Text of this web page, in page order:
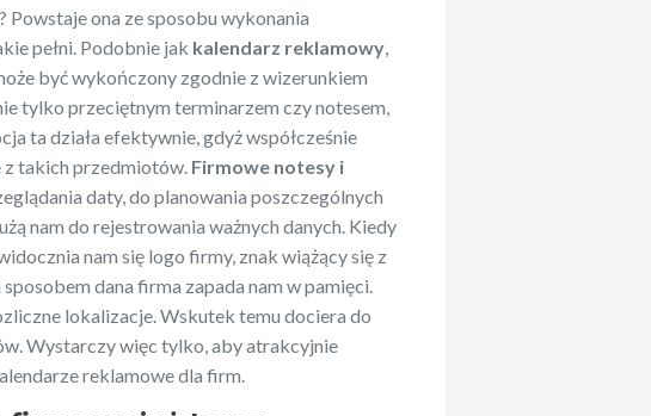
ona ze sposobu wykonania
pełni. Podobnie jak kalendarz reklamowy,
być wykończony zgodnie z wizerunkiem
tylko przeciętnym terminarzem czy notesem,
ta działa efektywnie, gdyż współcześnie
z takich przedmiotów. Firmowe notesy i
daty, do planowania poszczególnych
nam do rejestrowania ważnych danych. Kiedy
nam się logo firmy, znak wiążący się z
dana firma zapada nam w pamięci.
lokalizacje. Wskutek temu dociera do
Wystarczy więc tylko, aby atrakcyjnie
reklamowe dla firm.